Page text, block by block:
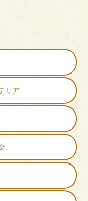
リア